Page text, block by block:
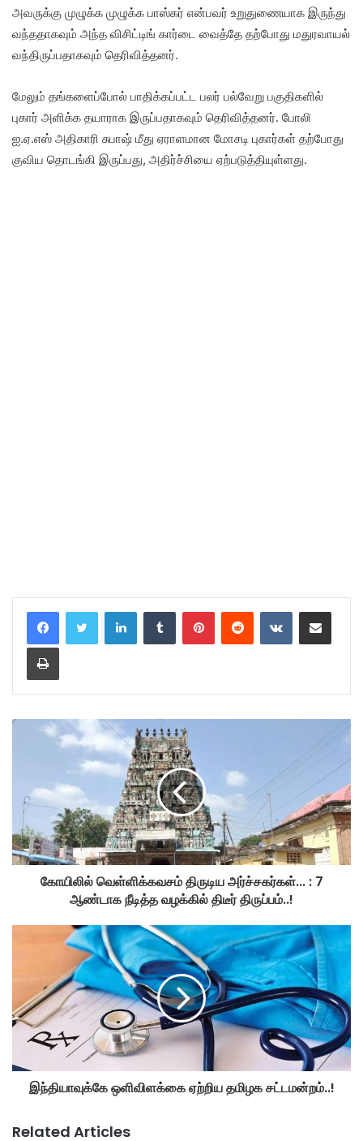
அவருக்கு முழுக்க முழுக்க பாஸ்கர் என்பவர் உறுதுணையாக இருந்து
வந்ததாகவும் அந்த விசிட்டிங் கார்டை வைத்தே தற்போது மதுரவாயல்
வந்திருப்பதாகவும் தெரிவித்தனர்.
மேலும் தங்களைப்போல் பாதிக்கப்பட்ட பலர் பல்வேறு பகுதிகளில்
புகார் அளிக்க தயாராக இருப்பதாகவும் தெரிவித்தனர். போலி
ஐ.ஏ.எஸ் அதிகாரி சுபாஷ் மீது ஏராளமான மோசடி புகார்கள் தற்போது
குவிய தொடங்கி இருப்பது, அதிர்ச்சியை ஏற்படுத்தியுள்ளது.
LinkedInTumblr PinterestReddit VKontakteShare via Email
Print
கோயிலில் வெள்ளிக்கவசம் திருடிய அர்ச்சகர்கள்... : 7
ஆண்டாக நீடித்த வழக்கில் திடீர் திருப்பம்..!
இந்தியாவுக்கே ஒளிவிளக்கை ஏற்றிய தமிழக சட்டமன்றம்..!
Related Articles